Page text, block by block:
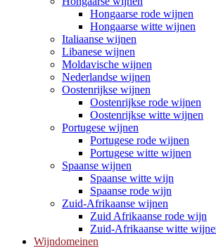
Hongaarse rode wijnen
Hongaarse witte wijnen
Italiaanse wijnen
Libanese wijnen
Moldavische wijnen
Nederlandse wijnen
Oostenrijkse wijnen
Oostenrijkse rode wijnen
Oostenrijkse witte wijnen
Portugese wijnen
Portugese rode wijnen
Portugese witte wijnen
Spaanse wijnen
Spaanse witte wijn
Spaanse rode wijn
Zuid-Afrikaanse wijnen
Zuid Afrikaanse rode wijn
Zuid-Afrikaanse witte
Wijndomeinen